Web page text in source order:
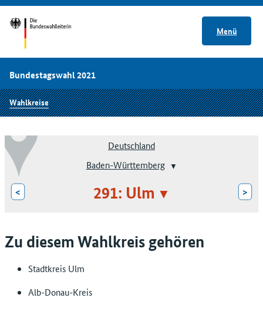
Menü
Bundestagswahl 2021
Wahlkreise
Deutschland
Baden-Württemberg
< 291: Ulm >
Zu diesem Wahlkreis gehören
Stadtkreis Ulm
Alb-Donau-Kreis